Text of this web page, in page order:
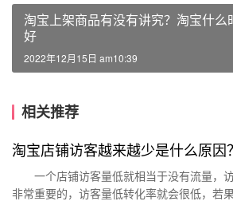
淘宝上架商品有没有讲究？淘宝什么
好
2022年12月15日 am10:39
相关推荐
淘宝店铺访客越来越少是什么原因
一个店铺访客量低就相当于没有流量，
非常重要的，访客量低转化率就会很低，若